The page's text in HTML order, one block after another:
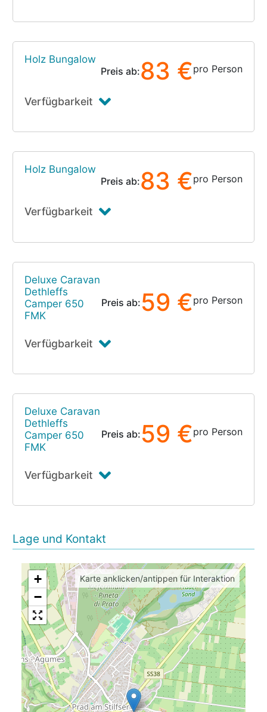
Holz Bungalow
Preis ab:83 €pro Person
Verfügbarkeit
Holz Bungalow
Preis ab:83 €pro Person
Verfügbarkeit
Deluxe Caravan
Dethleffs
Camper 650
FMK
Preis ab: 59 €pro Person
Verfügbarkeit
Deluxe Caravan
Dethleffs
Camper 650
FMK
Preis ab: 59 €pro Person
Verfügbarkeit
Lage und Kontakt
+
−
Karte anklicken/antippen für Interaktion